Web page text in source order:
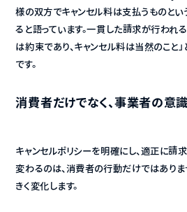
様の双方でキャンセル料は支払うものと
ると語っています。一貫した請求が行われ
は約束であり、キャンセル料は当然のこと
です。
消費者だけでなく、事業者の意
キャンセルポリシーを明確にし、適正に請
変わるのは、消費者の行動だけではあり
きく変化します。